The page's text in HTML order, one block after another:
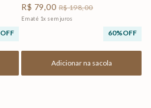
OFF
R$ 79,00 R$198,00
Em até 1x sem juros
60%OFF
Adicionar na sacola